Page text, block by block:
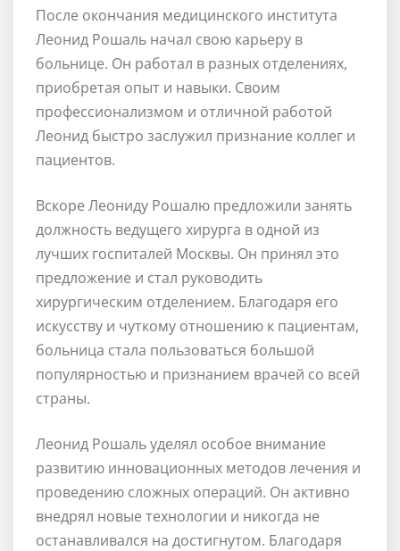
После окончания медицинского института
Леонид Рошаль начал свою карьеру в
больнице. Он работал в разных отделениях,
приобретая опыт и навыки. Своим
профессионализмом и отличной работой
Леонид быстро заслужил признание коллег и
пациентов.
Вскоре Леониду Рошалю предложили занять
должность ведущего хирурга в одной из
лучших госпиталей Москвы. Он принял это
предложение и стал руководить
хирургическим отделением. Благодаря его
искусству и чуткому отношению к пациентам,
больница стала пользоваться большой
популярностью и признанием врачей со всей
страны.
Леонид Рошаль уделял особое внимание
развитию инновационных методов лечения и
проведению сложных операций. Он активно
внедрял новые технологии и никогда не
останавливался на достигнутом. Благодаря